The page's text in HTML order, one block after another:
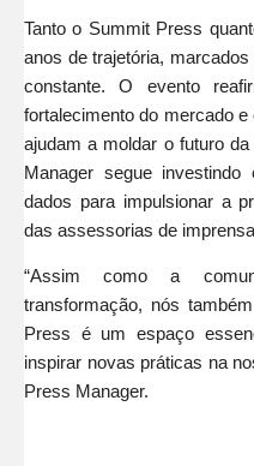
Tanto o Summit Press
anos de trajetória,
constante. O evento
fortalecimento do mercado
ajudam a moldar o futuro
Manager segue
dados para impulsionar a
das assessorias de
“Assim como a
transformação, nós
Press é um espaço
inspirar novas práticas na
Press Manager.